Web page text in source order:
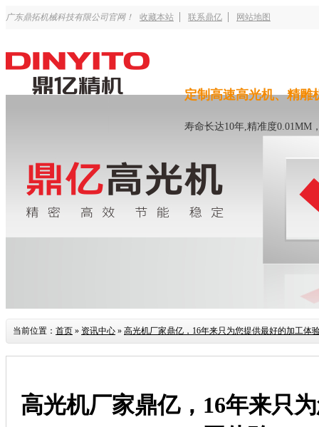
广东鼎拓机械科技有限公司官网！ 收藏本站 联系鼎亿 网站地图
定制高速高光机、精雕
寿命长达10年,精准度0.01MM
当前位置： 首页 » 资讯中心 » 高光机厂家鼎亿，16年来只为您提供最好的加工体
高光机厂家鼎亿，16年来只